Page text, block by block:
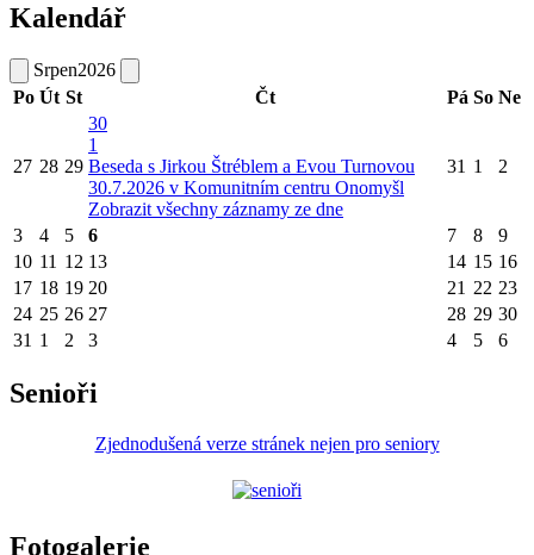
Kalendář
Srpen2026
Po Út St Čt Pá So Ne
27 28 29
30
1
Beseda s Jirkou Štréblem a Evou Turnovou
30.7.2026 v Komunitním centru Onomyšl
Zobrazit všechny záznamy ze dne
31 1 2
3 4 5 6 7 8
9
10 11 12 13 14 15 16
17 18 19 20 21 22 23
24 25 26 27 28 29 30
31 1 2 3 4 5 6
Senioři
Zjednodušená verze stránek nejen pro seniory
Fotogalerie